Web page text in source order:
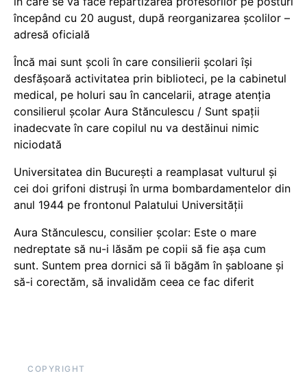
începând cu 20 august, după reorganizarea școlilor –
adresă oficială
Încă mai sunt școli în care consilierii școlari își
desfășoară activitatea prin biblioteci, pe la cabinetul
medical, pe holuri sau în cancelarii, atrage atenția
consilierul școlar Aura Stănculescu / Sunt spații
inadecvate în care copilul nu va destăinui nimic
niciodată
Universitatea din București a reamplasat vulturul și
cei doi grifoni distruși în urma bombardamentelor din
anul 1944 pe frontonul Palatului Universității
Aura Stănculescu, consilier școlar: Este o mare
nedreptate să nu-i lăsăm pe copii să fie așa cum
sunt. Suntem prea dornici să îi băgăm în șabloane și
să-i corectăm, să invalidăm ceea ce fac diferit
COPYRIGHT